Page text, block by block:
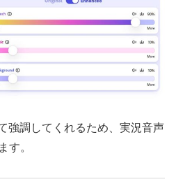
強調してくれるため、実況音声
す。